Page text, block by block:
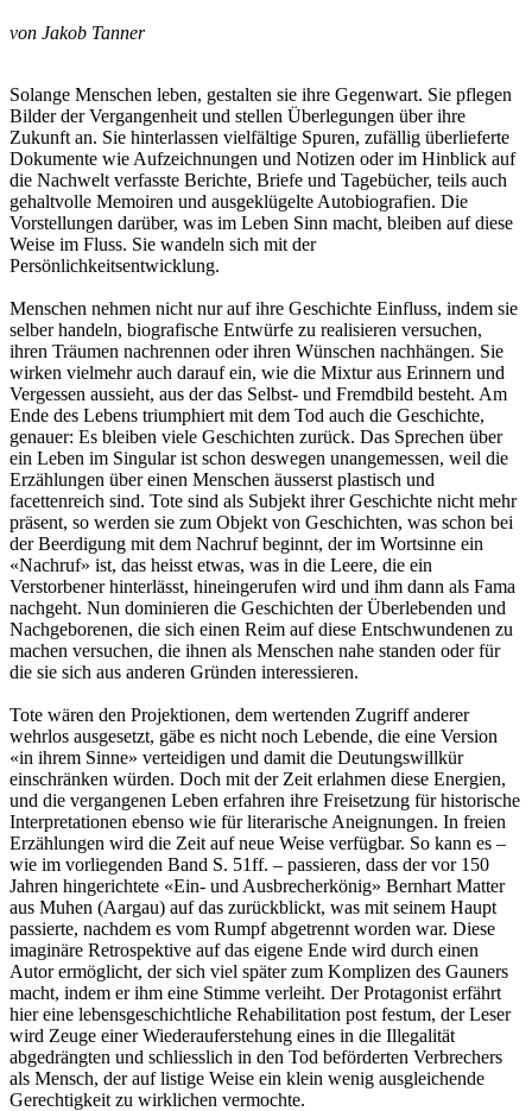
von Jakob Tanner
Solange Menschen leben, gestalten sie ihre Gegenwart. Sie pflegen
Bilder der Vergangenheit und stellen Überlegungen über ihre
Zukunft an. Sie hinter­lassen vielfältige Spuren, zufällig überlieferte
Dokumente wie Aufzeichnungen und Notizen oder im Hinblick auf
die Nachwelt verfasste Berichte, Briefe und Tagebücher, teils auch
gehaltvolle Memoiren und ausgeklügelte Autobiografien. Die
Vorstellungen darüber, was im Leben Sinn macht, bleiben auf diese
Weise im Fluss. Sie wandeln sich mit der
Persönlichkeitsentwicklung.
Menschen nehmen nicht nur auf ihre Geschichte Einfluss, indem sie
selber handeln, biografische Entwürfe zu realisieren versuchen,
ihren Träumen nachrennen oder ihren Wünschen nachhängen. Sie
wirken vielmehr auch darauf ein, wie die Mixtur aus Erinnern und
Vergessen aussieht, aus der das Selbst- und Fremdbild besteht. Am
Ende des Lebens triumphiert mit dem Tod auch die Geschichte,
genauer: Es bleiben viele Geschichten zurück. Das Sprechen über
ein Leben im Singular ist schon deswegen unangemessen, weil die
Erzählungen über einen Menschen äusserst plastisch und
facettenreich sind. Tote sind als Subjekt ihrer Geschichte nicht mehr
präsent, so werden sie zum Objekt von Geschichten, was schon bei
der Beerdigung mit dem Nachruf beginnt, der im Wortsinne ein
«Nachruf» ist, das heisst etwas, was in die Leere, die ein
Verstorbener hinterlässt, hineingerufen wird und ihm dann als Fama
nachgeht. Nun dominieren die Geschichten der Überlebenden und
Nachgeborenen, die sich einen Reim auf diese Entschwundenen zu
machen versuchen, die ihnen als Menschen nahe standen oder für
die sie sich aus anderen Gründen interessieren.
Tote wären den Projektionen, dem wertenden Zugriff anderer
wehrlos ausgesetzt, gäbe es nicht noch Lebende, die eine Version
«in ihrem Sinne» verteidigen und damit die Deutungswillkür
einschränken würden. Doch mit der Zeit erlahmen diese Energien,
und die vergangenen Leben erfahren ihre Freisetzung für historische
Interpretationen ebenso wie für literarische Aneignungen. In freien
Erzählungen wird die Zeit auf neue Weise verfügbar. So kann es –
wie im vorliegenden Band S. 51ff. – passieren, dass der vor 150
Jahren hingerichtete «Ein- und Ausbrecherkönig» Bernhart Matter
aus Muhen (Aargau) auf das zurückblickt, was mit seinem Haupt
passierte, nachdem es vom Rumpf abgetrennt worden war. Diese
imaginäre Retrospektive auf das eigene Ende wird durch einen
Autor ermöglicht, der sich viel später zum Komplizen des Gauners
macht, indem er ihm eine Stimme verleiht. Der Protagonist erfährt
hier eine lebensgeschichtliche Rehabilitation post festum, der Leser
wird Zeuge einer Wiederauferstehung eines in die Illegali­tät
abgedrängten und schliesslich in den Tod beförderten Verbrechers
als Mensch, der auf listige Weise ein klein wenig ausgleichende
Gerechtigkeit zu wirklichen vermochte.